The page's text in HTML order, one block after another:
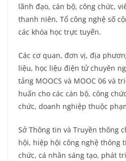
lãnh đạo, cán bộ, công chức,
thanh niên, Tổ công nghệ số
các khóa học trực tuyến.
Các cơ quan, đơn vị, địa
liệu, học liệu điện tử chuyên
tảng MOOCS và MOOC 06 và
huấn cho các cán bộ, công
chức, doanh nghiệp thuộc
Sở Thông tin và Truyền thông
hội, hiệp hội công nghệ thông
chức, cá nhân sáng tạo, phát